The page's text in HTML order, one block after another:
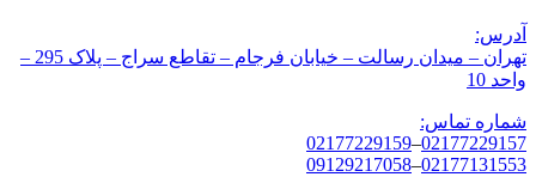
آدرس:
تهران – میدان رسالت – خیابان فرجام – تقاطع سراج – پلاک 295 –
واحد 10
شماره تماس:
02177229157
–
02177229159
02177131553
–
09129217058